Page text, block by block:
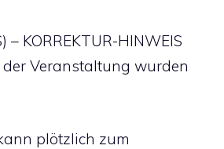
– KORREKTUR-HINWEIS
Veranstaltung wurden
plötzlich zum